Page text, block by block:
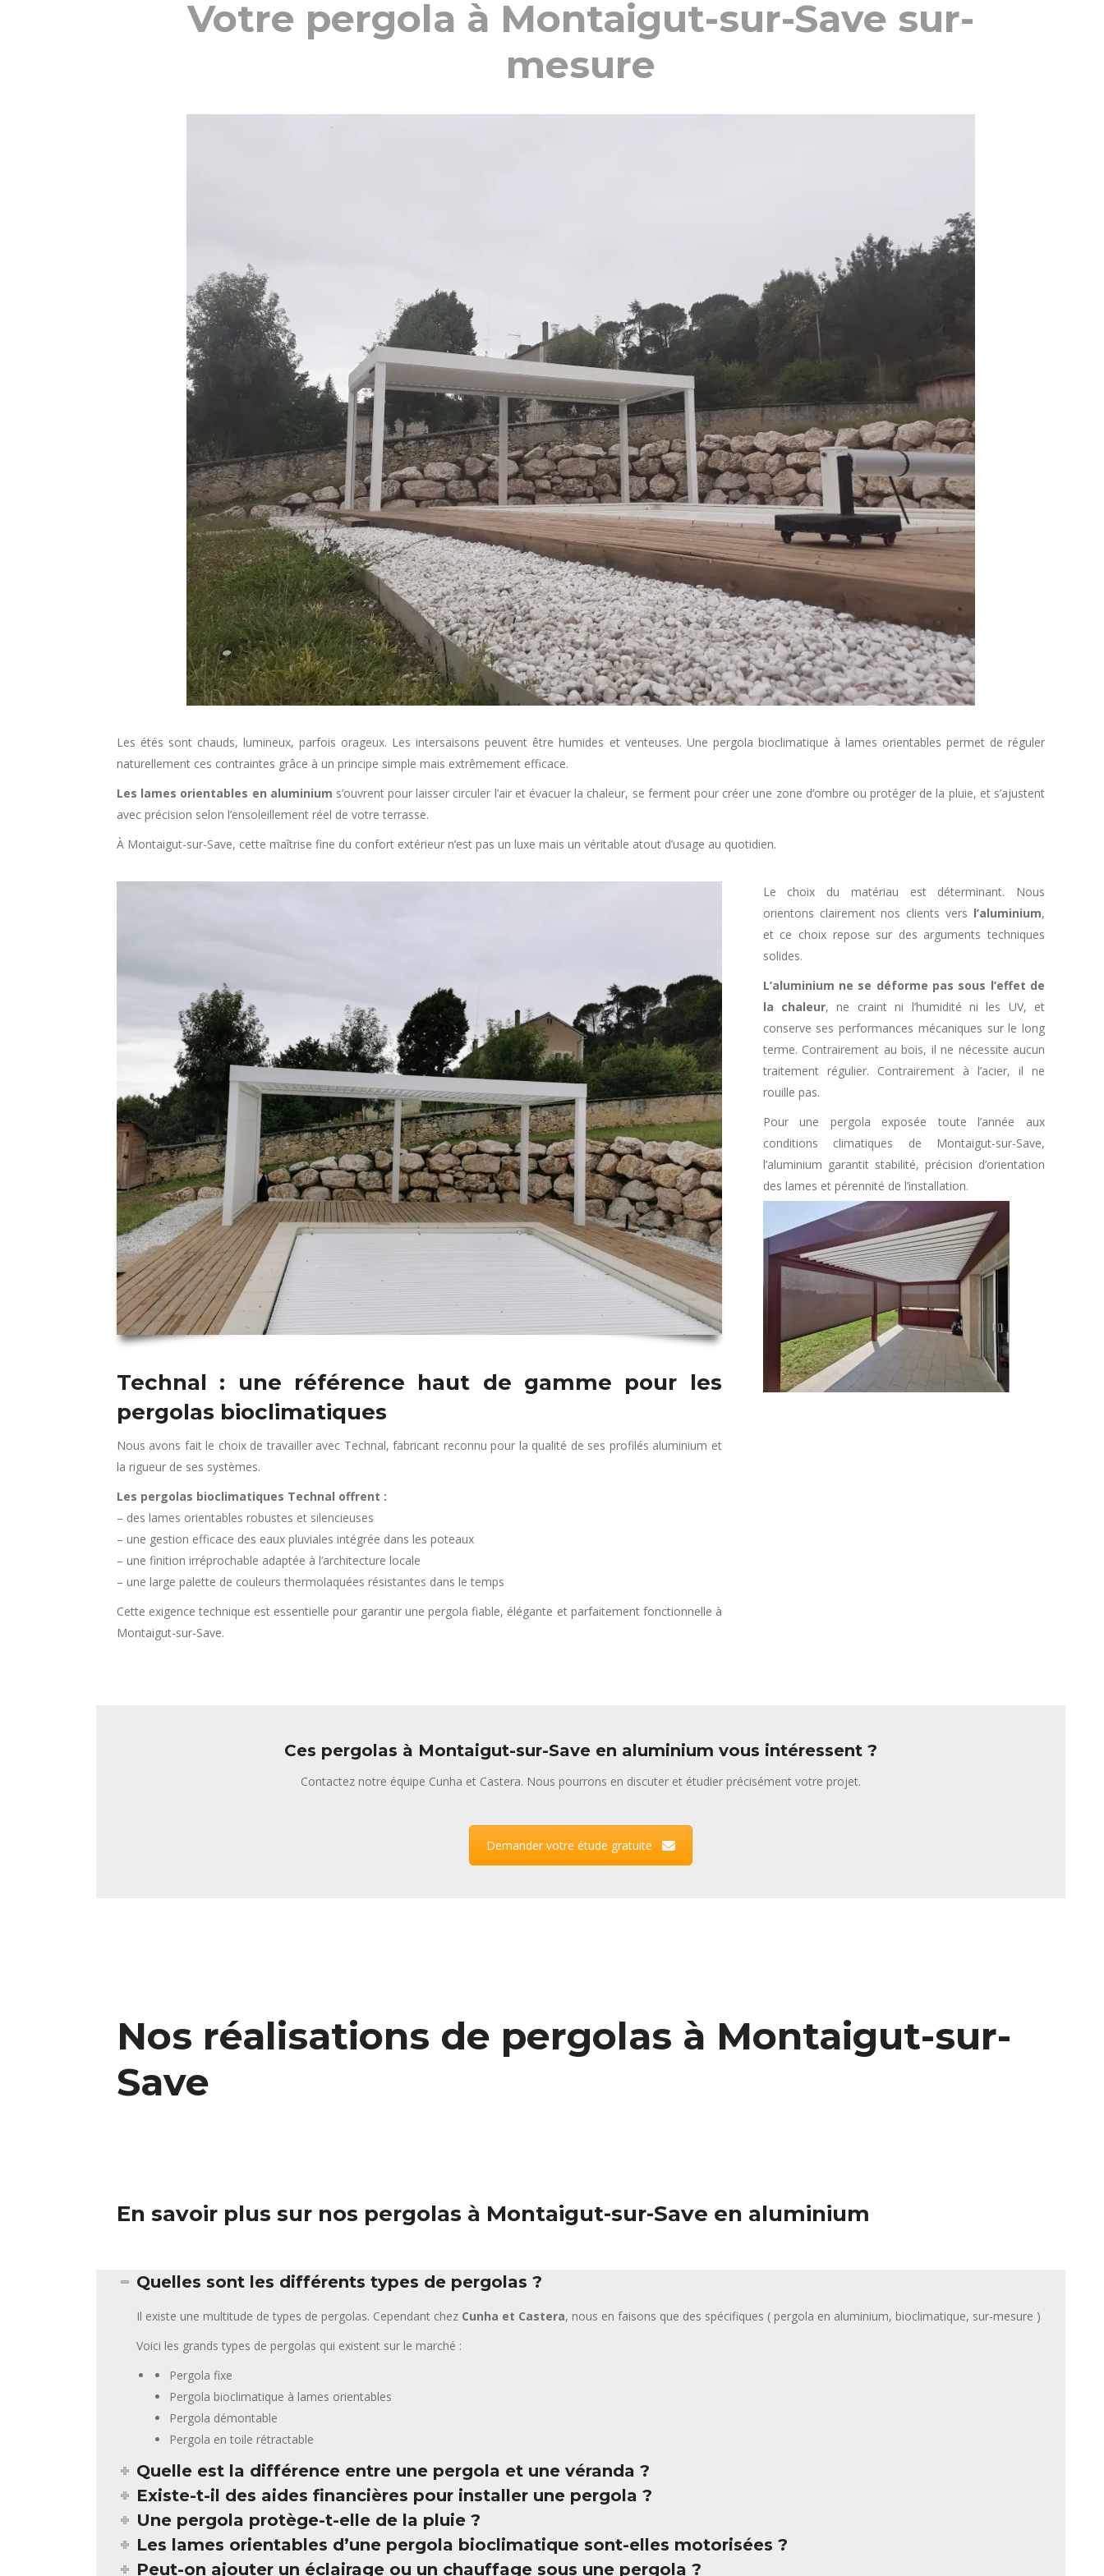
Votre pergola à Montaigut-sur-Save sur-
mesure
Les étés sont chauds, lumineux, parfois orageux. Les intersaisons peuvent être humides et venteuses. Une pergola bioclimatique à lames orientables permet de réguler
naturellement ces contraintes grâce à un principe simple mais extrêmement efficace.
Les lames orientables en aluminium s’ouvrent pour laisser circuler l’air et évacuer la chaleur, se ferment pour créer une zone d’ombre ou protéger de la pluie, et s’ajustent
avec précision selon l’ensoleillement réel de votre terrasse.
À Montaigut-sur-Save, cette maîtrise fine du confort extérieur n’est pas un luxe mais un véritable atout d’usage au quotidien.
Technal : une référence haut de gamme pour les
pergolas bioclimatiques
Nous avons fait le choix de travailler avec Technal, fabricant reconnu pour la qualité de ses profilés aluminium et
la rigueur de ses systèmes.
Les pergolas bioclimatiques Technal offrent :
– des lames orientables robustes et silencieuses
– une gestion efficace des eaux pluviales intégrée dans les poteaux
– une finition irréprochable adaptée à l’architecture locale
– une large palette de couleurs thermolaquées résistantes dans le temps
Cette exigence technique est essentielle pour garantir une pergola fiable, élégante et parfaitement fonctionnelle à
Montaigut-sur-Save.
Le choix du matériau est déterminant. Nous
orientons clairement nos clients vers l’aluminium,
et ce choix repose sur des arguments techniques
solides.
L’aluminium ne se déforme pas sous l’effet de
la chaleur, ne craint ni l’humidité ni les UV, et
conserve ses performances mécaniques sur le long
terme. Contrairement au bois, il ne nécessite aucun
traitement régulier. Contrairement à l’acier, il ne
rouille pas.
Pour une pergola exposée toute l’année aux
conditions climatiques de Montaigut-sur-Save,
l’aluminium garantit stabilité, précision d’orientation
des lames et pérennité de l’installation.
Ces pergolas à Montaigut-sur-Save en aluminium vous intéressent ?
Contactez notre équipe Cunha et Castera. Nous pourrons en discuter et étudier précisément votre projet.
Demander votre étude gratuite
Nos réalisations de pergolas à Montaigut-sur-
Save
En savoir plus sur nos pergolas à Montaigut-sur-Save en aluminium
Quelles sont les différents types de pergolas ?
Il existe une multitude de types de pergolas. Cependant chez Cunha et Castera, nous en faisons que des spécifiques ( pergola en aluminium, bioclimatique, sur-mesure )
Voici les grands types de pergolas qui existent sur le marché :
Pergola fixe
Pergola bioclimatique à lames orientables
Pergola démontable
Pergola en toile rétractable
Quelle est la différence entre une pergola et une véranda ?
Existe-t-il des aides financières pour installer une pergola ?
Une pergola protège-t-elle de la pluie ?
Les lames orientables d’une pergola bioclimatique sont-elles motorisées ?
Peut-on ajouter un éclairage ou un chauffage sous une pergola ?